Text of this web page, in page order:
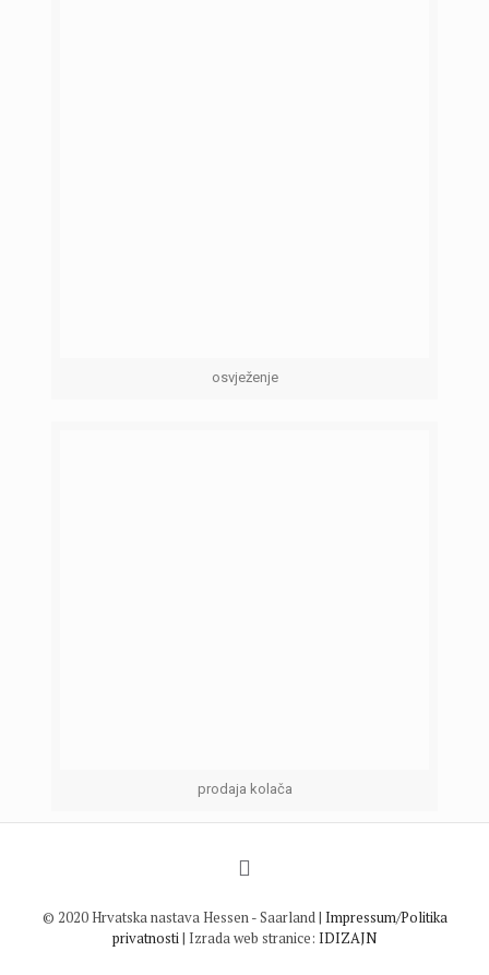
osvježenje
prodaja kolača
© 2020 Hrvatska nastava Hessen - Saarland | Impressum/Politika
privatnosti | Izrada web stranice: IDIZAJN